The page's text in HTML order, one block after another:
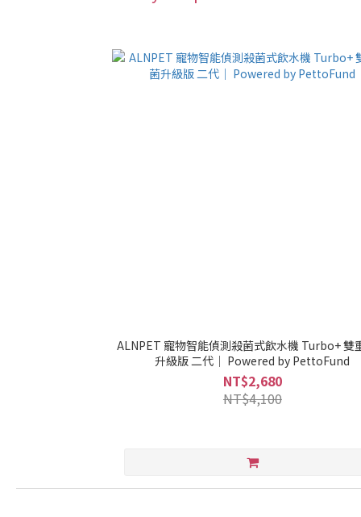
ALNPET 寵物智能偵測殺菌式飲水機 Turbo+ 雙
升級版 二代｜ Powered by PettoFund
NT$2,680
NT$4,100